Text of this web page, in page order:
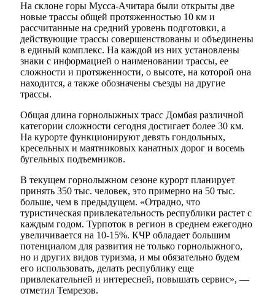
На склоне горы Мусса-Ачитара были открыты две
новые трассы общей протяженностью 10 км и
рассчитанные на средний уровень подготовки, а
действующие трассы совершенствованы и объединены
в единый комплекс. На каждой из них установлены
знаки с информацией о наименовании трассы, ее
сложности и протяженности, о высоте, на которой она
находится, а также обозначены съезды на другие
трассы.
Общая длина горнолыжных трасс Домбая различной
категории сложности сегодня достигает более 30 км.
На курорте функционируют девять гондольных,
кресельных и маятниковых канатных дорог и восемь
бугельных подъемников.
В текущем горнолыжном сезоне курорт планирует
принять 350 тыс. человек, это примерно на 50 тыс.
больше, чем в предыдущем. «Отрадно, что
туристическая привлекательность республики растет с
каждым годом. Турпоток в регион в среднем ежегодно
увеличивается на 10-15%. КЧР обладает большим
потенциалом для развития не только горнолыжного,
но и других видов туризма, и мы обязательно будем
его использовать, делать республику еще
привлекательней и интересней, повышать сервис», —
отметил Темрезов.
Об округе